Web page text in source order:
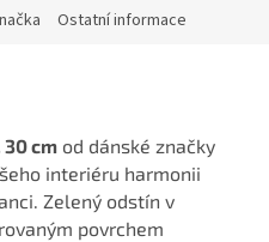
Ostatní informace
30 cm od dánské značky
interiéru harmonii
Zelený odstín v
povrchem